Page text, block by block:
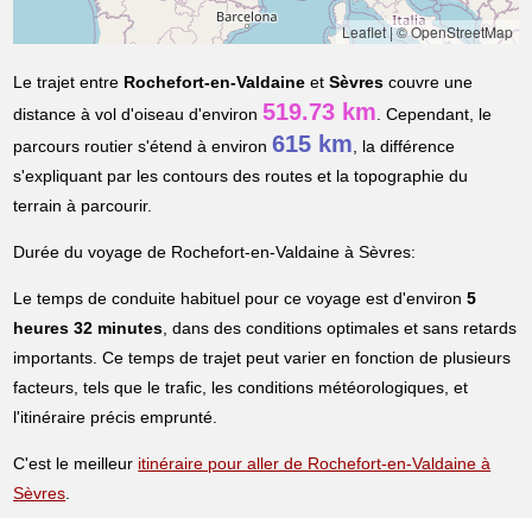
Leaflet|© OpenStreetMap
Le trajet entre Rochefort-en-Valdaine etSèvres couvre une
distance à vol d'oiseau d'environ519.73 km. Cependant, le
parcours routier s'étend à environ615 km, la différence
s'expliquant par les contours des routes et la topographie du
terrain à parcourir.
Durée du voyage de Rochefort-en-Valdaine à Sèvres:
Le temps de conduite habituel pour ce voyage est d'environ5
heures 32 minutes, dans des conditions optimales et sans retards
importants. Ce temps de trajet peut varier en fonction de plusieurs
facteurs, tels que le trafic, les conditions météorologiques, et
l'itinéraire précis emprunté.
C'est le meilleur itinéraire pour aller de Rochefort-en-Valdaine à
Sèvres.